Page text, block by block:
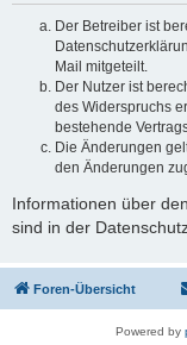
Der Betreiber ist
Mail mitgeteilt.
Der Nutzer ist
des Widerspruchs
bestehende
Die Änderungen
den Änderungen
Informationen über
sind in der
Foren-Übersicht
Powered by